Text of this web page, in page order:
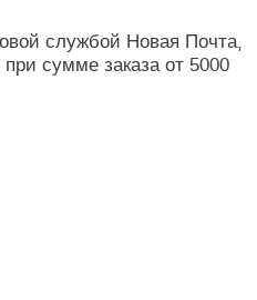
службой Новая Почта,
сумме заказа от 5000